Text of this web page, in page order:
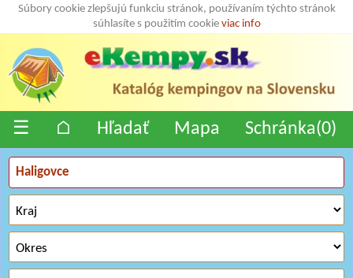
Súbory cookie zlepšujú funkciu stránok, používaním týchto stránok
súhlasíte s použitím cookie viac info
☰ ⌂ Hľadať Mapa Schránka(0)